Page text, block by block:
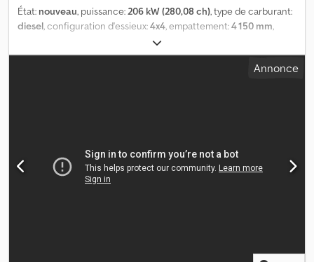
État: nouveau, puissance:206 kW (280,08 ch), type de carburant:
diesel, configuration d'essieux:4x4, empattement:4 150 mm,
, capacité du réservoir de carburant:
d'émission:Euro 3, Année de construction:2026, Équipement:
ABS, attelage de remorque, climatisation, régulation électrique
Annonce